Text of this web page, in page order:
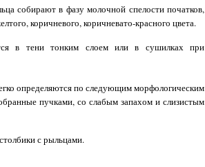
собирают в фазу молочной спелости початков,
коричневого, коричневато-красного цвета.
в тени тонким слоем или в сушилках при
определяются по следующим морфологическим
пучками, со слабым запахом и слизистым
с рыльцами.